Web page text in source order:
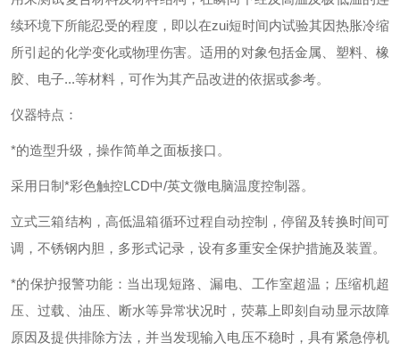
续环境下所能忍受的程度，即以在zui短时间内试验其因热胀冷缩
所引起的化学变化或物理伤害。适用的对象包括金属、塑料、橡
胶、电子...等材料，可作为其产品改进的依据或参考。
仪器特点：
*的造型升级，操作简单之面板接口。
采用日制*彩色触控LCD中/英文微电脑温度控制器。
立式三箱结构，高低温箱循环过程自动控制，停留及转换时间可
调，不锈钢内胆，多形式记录，设有多重安全保护措施及装置。
*的保护报警功能：当出现短路、漏电、工作室超温；压缩机超
压、过载、油压、断水等异常状况时，荧幕上即刻自动显示故障
原因及提供排除方法，并当发现输入电压不稳时，具有紧急停机